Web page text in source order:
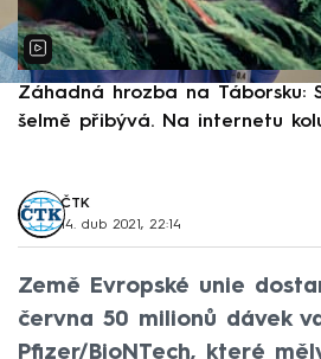
Záhadná hrozba na Táborsku:
šelmě přibývá. Na internetu
ČTK
14. dub 2021, 22:14
Země Evropské unie
června 50 milionů dávek
Pfizer/BioNTech, které